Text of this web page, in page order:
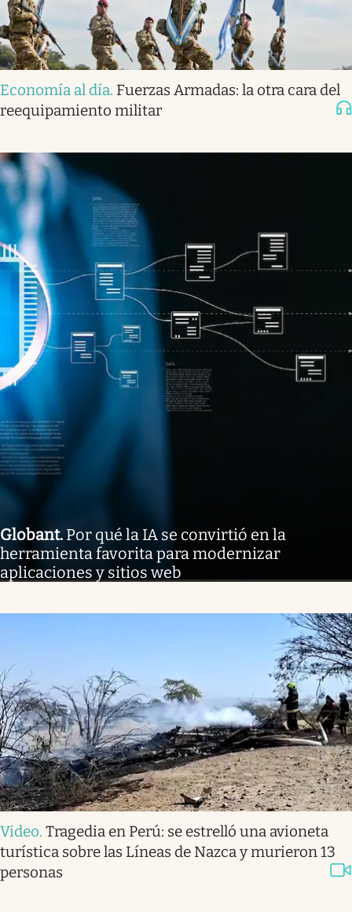
Economía al día. Fuerzas Armadas: la otra cara del
reequipamiento militar
Globant. Por qué la IA se convirtió en la
herramienta favorita para modernizar
aplicaciones y sitios web
Video. Tragedia en Perú: se estrelló una avioneta
turística sobre las Líneas de Nazca y murieron 13
personas